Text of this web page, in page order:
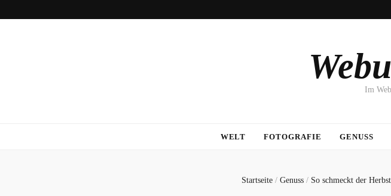
Im
WELT FOTOGRAFIE GENUSS
Startseite / Genuss / So schmeckt der